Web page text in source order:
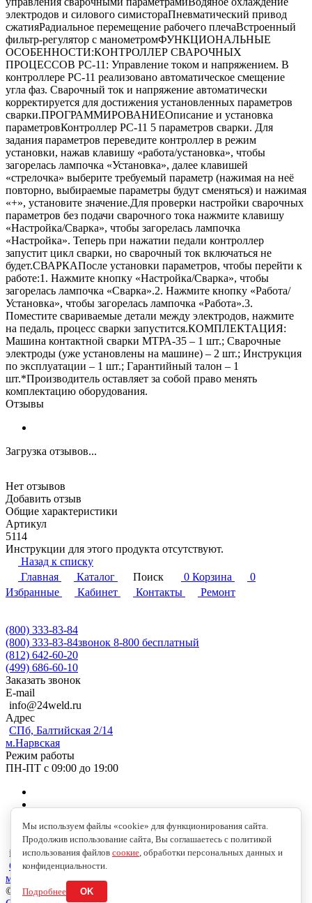
электродов и силового симистораПневматический привод
сжатияРадиальное перемещение рабочего плечаВстроенный
фильтр-регулятор с манометромФУНКЦИОНАЛЬНЫЕ
ОСОБЕННОСТИ:КОНТРОЛЛЕР СВАРОЧНЫХ
ПРОЦЕССОВ РС-11: Управление током и напряжением. В
контроллере РС-11 реализовано автоматическое смещение
угла фаз. Сварочный ток и напряжение автоматически
корректируется для достижения установленных параметров
сварки.ПРОГРАММИРОВАНИЕОписание и установка
параметровКонтроллер РС-11 5 параметров сварки. Для
задания параметров переведите контроллер в режим
установки, нажав клавишу «работа/установка», чтобы
загорелась лампочка «Установка», далее клавишей
«стрелочка» выберите требуемый параметр (нажимая на неё
повторно, выбираемые параметры будут сменяться) и нажимая
«+», установите значение.Для проверки настройки сварочных
параметров без подачи сварочного тока нажмите клавишу
«Настройка/Сварка», чтобы загорелась лампочка
«Настройка». Теперь при нажатии педали контроллер
запустит цикл сварки, но сварочный ток включаться не
будет.СВАРКАПосле установки параметров, чтобы перейти к
работе:1. Нажмите кнопку «Настройка/Сварка», чтобы
загорелась лампочка «Сварка».2. Нажмите кнопку «Работа/
Установка», чтобы загорелась лампочка «Работа».3.
Поместите свариваемые детали между электродов, нажмите
на педаль, процесс сварки запустится.КОМПЛЕКТАЦИЯ:
Машина контактной сварки МТРА-35 – 1 шт.; Сварочные
электроды (уже установлены на машине) – 2 шт.; Инструкция
по эксплуатации – 1 шт.; Гарантийный талон – 1
шт.*Производитель оставляет за собой право менять
комплектацию оборудования.
Отзывы
Загрузка отзывов...
Нет отзывов
Добавить отзыв
Общие характеристики
Артикул
5114
Инструкции для этого продукта отсутствуют.
Назад к списку
Главная
Каталог Поиск 0 Корзина
0
Избранные
Кабинет Контакты Ремонт
(800) 333-83-84
(800) 333-83-84звонок 8-800 бесплатный
(812) 642-60-20
(499) 686-60-10
Заказать звонок
E-mail
info@24weld.ru
Адрес
СПб, Балтийская 2/14
м.Нарвская
Режим работы
ПН-ПТ с 09:00 до 19:00
info@24weld.ru
СПб, Балтийская 2/14
м.Нарвская
© 2026 Copyright © 2009-2026 //24WELD.RU//СВАРКА24//
Мы используем файлы «cookie» для функционирования сайта.
Продолжив использование сайта, Вы соглашаетесь с политикой
использования файлов соокие, обработки персональных данных и
конфиденциальности.
Подробнее OK